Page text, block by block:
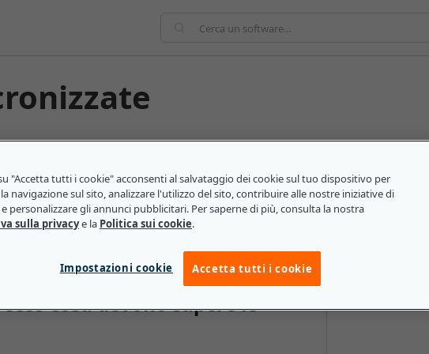
reale, a differenza di quelle non sincronizzate in cui
vengono sempre ricevuti nell'ordine in cui sono
a due o più interlocutori di interagire, di solito
è spesso preferibile per attività che richiedono la
di brainstorming o di problem-solving.
cosa devono sapere le
"Accetta tutti i cookie" acconsenti al salvataggio dei cookie sul tuo dispositivo per
navigazione sul sito, analizzare l'utilizzo del sito, contribuire alle nostre iniziative di
personalizzare gli annunci pubblicitari. Per saperne di più, consulta la nostra
sulla privacye la Politica sui cookie.
Impostazioni cookie Accetta tutti i cookie